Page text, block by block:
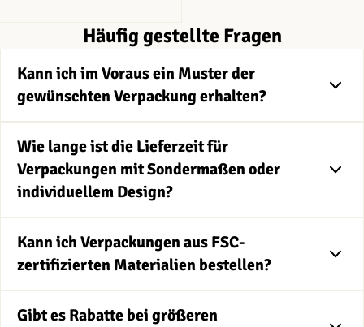
Häufig gestellte Fragen
Kann ich im Voraus ein Muster der
gewünschten Verpackung erhalten?
Wie lange ist die Lieferzeit für
Verpackungen mit Sondermaßen oder
individuellem Design?
Kann ich Verpackungen aus FSC-
zertifizierten Materialien bestellen?
Gibt es Rabatte bei größeren